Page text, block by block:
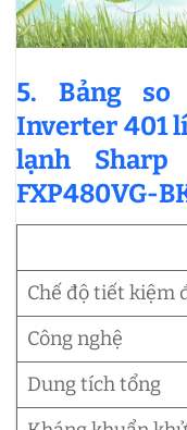
5. Bảng so
Inverter 401
lạnh
FXP480VG-
Chế độ tiết kiệm
Công nghệ
Dung tích tổng